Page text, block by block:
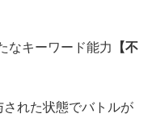
なキーワード能力
【不
れた状態でバトルが